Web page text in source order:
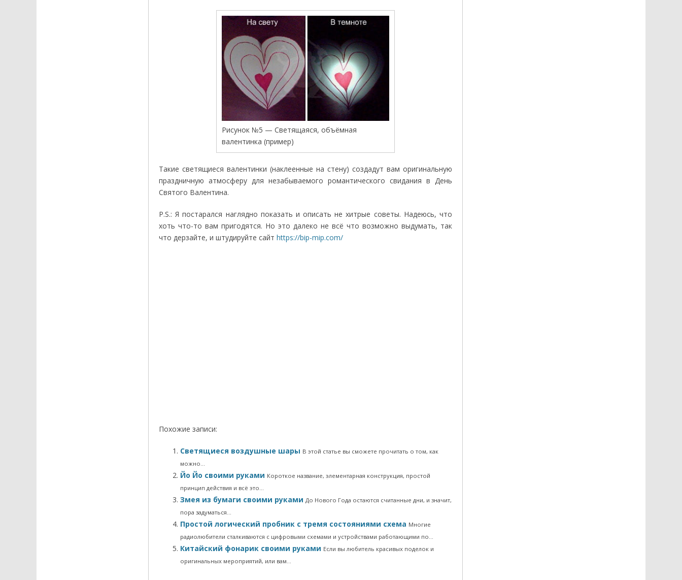
Рисунок №5 — Светящаяся, объёмная
валентинка (пример)
Такие светящиеся валентинки (наклеенные на стену) создадут вам оригинальную
праздничную атмосферу для незабываемого романтического свидания в День
Святого Валентина.
P.S.: Я постарался наглядно показать и описать не хитрые советы. Надеюсь, что
хоть что-то вам пригодятся. Но это далеко не всё что возможно выдумать, так
что дерзайте, и штудируйте сайт https://bip-mip.com/
Похожие записи:
Светящиеся воздушные шары В этой статье вы сможете прочитать о том, как
можно…
Йо Йо своими руками Короткое название, элементарная конструкция, простой
принцип действия и всё это…
Змея из бумаги своими руками До Нового Года остаются считанные дни, и значит,
пора задуматься…
Простой логический пробник с тремя состояниями схема Многие
радиолюбители сталкиваются с цифровыми схемами и устройствами работающими по…
Китайский фонарик своими руками Если вы любитель красивых поделок и
оригинальных мероприятий, или вам…